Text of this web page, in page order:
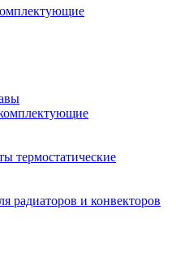
термостатические
радиаторов и конвекторов